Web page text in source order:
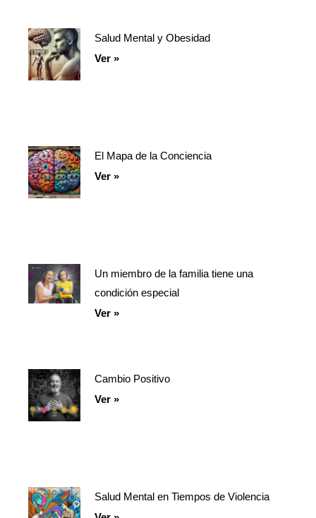
Salud Mental y Obesidad
Ver »
El Mapa de la Conciencia
Ver »
Un miembro de la familia tiene una
condición especial
Ver »
Cambio Positivo
Ver »
Salud Mental en Tiempos de Violencia